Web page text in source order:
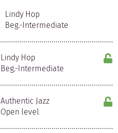
Lindy Hop
Beg.-Intermediate
Lindy Hop
Beg.-Intermediate
Authentic Jazz
Open level